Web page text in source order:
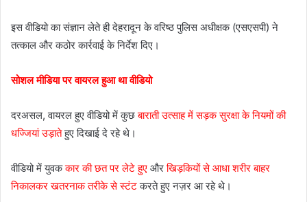
इस वीडियो का संज्ञान लेते ही देहरादून के वरिष्ठ पुलिस अधीक्षक (एसएसपी) ने
तत्काल और कठोर कार्रवाई के निर्देश दिए।
सोशल मीडिया पर वायरल हुआ था वीडियो
दरअसल, वायरल हुए वीडियो में कुछबाराती उत्साह में सड़क सुरक्षा के नियमों की
धज्जियां उड़ातेहुए दिखाई दे रहे थे।
वीडियो में युवककार की छत पर लेटे हुए औरखिड़कियों से आधा शरीर बाहर
निकालकर खतरनाक तरीके से स्टंटकरते हुए नज़र आ रहे थे।